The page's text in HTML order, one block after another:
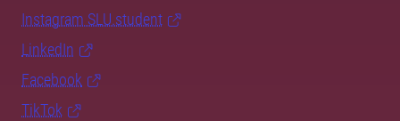
Instagram SLU.student
LinkedIn
Facebook
TikTok